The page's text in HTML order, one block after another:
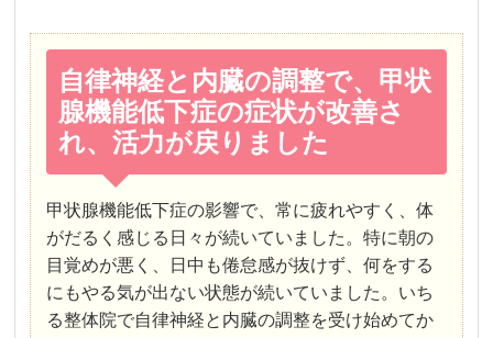
自律神経と内臓の調整で、甲状
腺機能低下症の症状が改善さ
れ、活力が戻りました
甲状腺機能低下症の影響で、常に疲れやすく、体
がだるく感じる日々が続いていました。特に朝の
目覚めが悪く、日中も倦怠感が抜けず、何をする
にもやる気が出ない状態が続いていました。いち
る整体院で自律神経と内臓の調整を受け始めてか